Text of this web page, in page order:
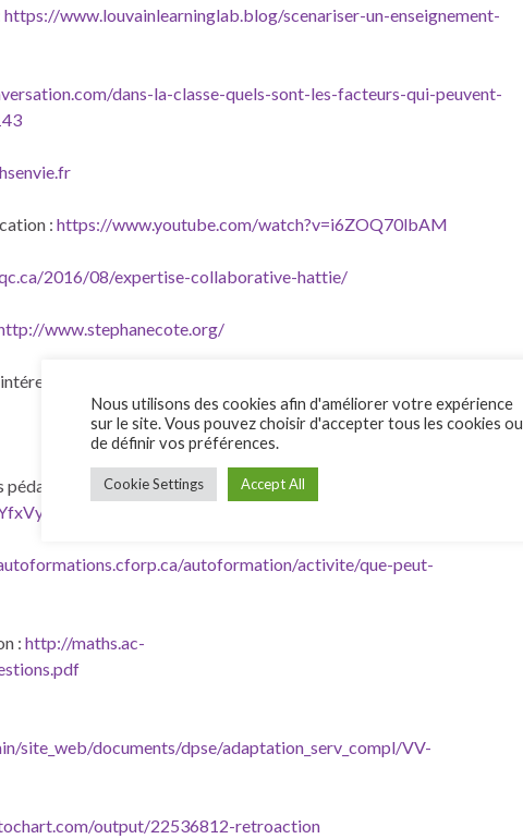
https://www.louvainlearninglab.blog/scenariser-un-enseignement-
dans-la-classe-quels-sont-les-facteurs-qui-peuvent-
: https://www.youtube.com/watch?v=i6ZOQ70lbAM
2016/08/expertise-collaborative-hattie/
www.stephanecote.org/
pour mettre en place le travail en groupe.
pédagogiques :https://polymtl.ca/vignettes/?
d8t-NpK-yIx6QYGq0De661LlZO7lZQ
autoformation/activite/que-peut-
: http://maths.ac-
site_web/documents/dpse/adaptation_serv_compl/VV-
output/22536812-retroaction
Nous utilisons des cookies afin d'améliorer votre expérience
sur le site. Vous pouvez choisir d'accepter tous les cookies ou
de définir vos préférences.
Cookie Settings Accept All